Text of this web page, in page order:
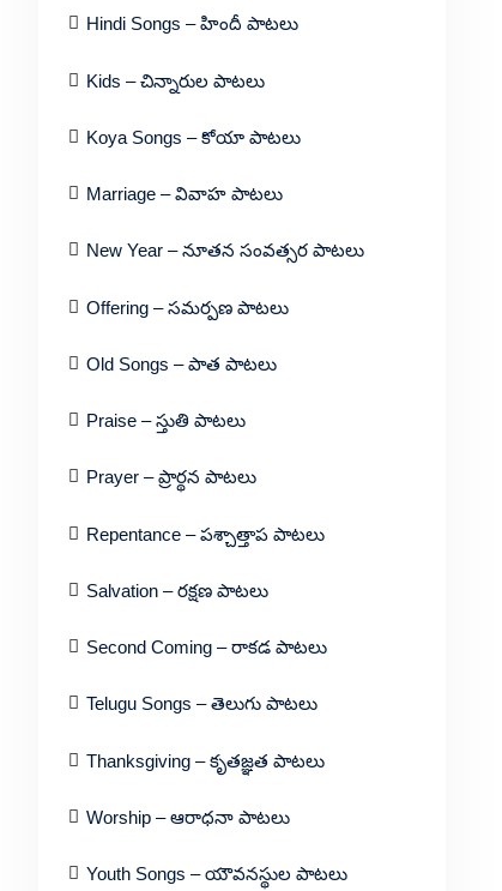
Hindi Songs – హిందీ పాటలు
Kids – చిన్నారుల పాటలు
Koya Songs – కోయా పాటలు
Marriage – వివాహ పాటలు
New Year – నూతన సంవత్సర పాటలు
Offering – సమర్పణ పాటలు
Old Songs – పాత పాటలు
Praise – స్తుతి పాటలు
Prayer – ప్రార్థన పాటలు
Repentance – పశ్చాత్తాప పాటలు
Salvation – రక్షణ పాటలు
Second Coming – రాకడ పాటలు
Telugu Songs – తెలుగు పాటలు
Thanksgiving – కృతజ్ఞత పాటలు
Worship – ఆరాధనా పాటలు
Youth Songs – యౌవనస్థుల పాటలు